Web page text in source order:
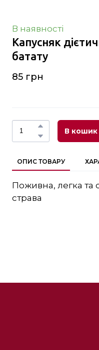
В наявності
Капусняк
батату
85 грн
В кошик
ОПИС ТОВАРУ
Поживна, легка
страва